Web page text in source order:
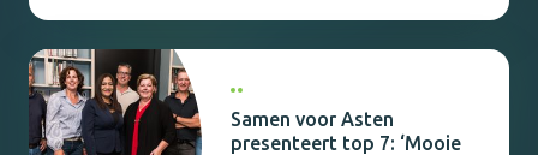
Samen voor Asten
presenteert top 7: ‘Mooie